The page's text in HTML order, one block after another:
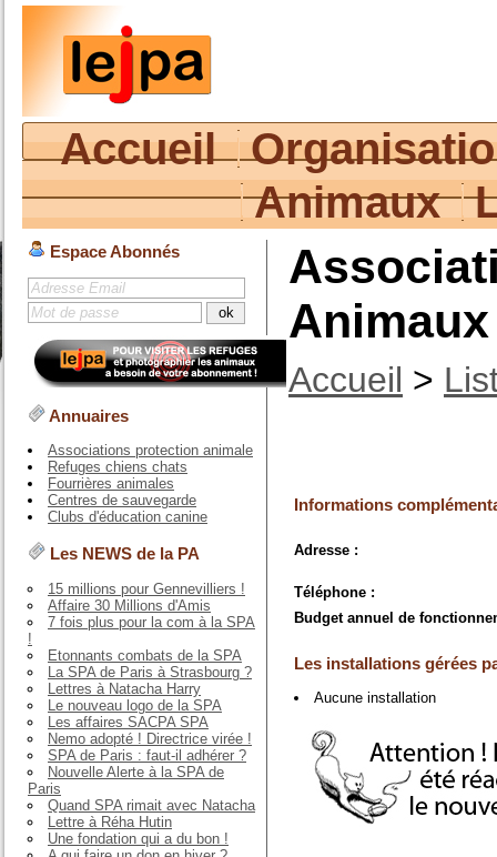
Accueil
Animaux
Espace Abonnés
Annuaires
Associations protection animale
Refuges chiens chats
Fourrières animales
Centres de sauvegarde
Clubs d'éducation canine
Les NEWS de la PA
15 millions pour Gennevilliers !
Affaire 30 Millions d'Amis
7 fois plus pour la com à la SPA
!
Etonnants combats de la SPA
La SPA de Paris à Strasbourg ?
Lettres à Natacha Harry
Le nouveau logo de la SPA
Les affaires SACPA SPA
Nemo adopté ! Directrice virée !
SPA de Paris : faut-il adhérer ?
Nouvelle Alerte à la SPA de
Paris
Quand SPA rimait avec Natacha
Lettre à Réha Hutin
Une fondation qui a du bon !
Accueil >
Informations
Adresse :
Téléphone :
Budget annuel de
Les installations gérées
Aucune installation